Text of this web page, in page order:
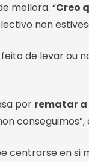
mellora. “Creo
non
de levar ou
por rematar a
conseguimos”,
centrarse en si